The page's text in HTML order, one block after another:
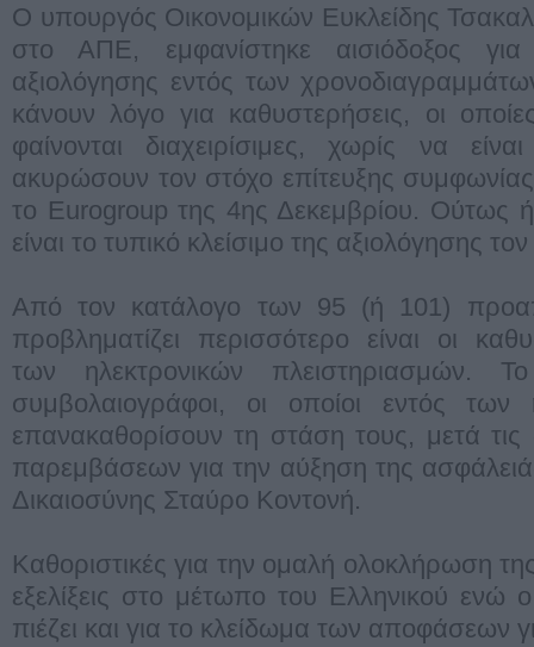
Ο υπουργός Οικονομικών Ευκλείδης
στο ΑΠΕ, εμφανίστηκε αισιόδοξος
αξιολόγησης εντός των
κάνουν λόγο για καθυστερήσεις, οι
φαίνονται διαχειρίσιμες, χωρίς να
ακυρώσουν τον στόχο επίτευξης
το Eurogroup της 4ης Δεκεμβρίου. Ούτως
είναι το τυπικό κλείσιμο της αξιολόγησης
Από τον κατάλογο των 95 (ή 101)
προβληματίζει περισσότερο είναι οι
των ηλεκτρονικών πλειστηριασμών.
συμβολαιογράφοι, οι οποίοι εντός
επανακαθορίσουν τη στάση τους, μετά τις
παρεμβάσεων για την αύξηση της
Δικαιοσύνης Σταύρο Κοντονή.
Καθοριστικές για την ομαλή ολοκλήρωση της
εξελίξεις στο μέτωπο του Ελληνικού ενώ
πιέζει και για το κλείδωμα των αποφάσεων